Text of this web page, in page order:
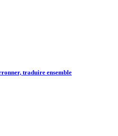
traduire ensemble